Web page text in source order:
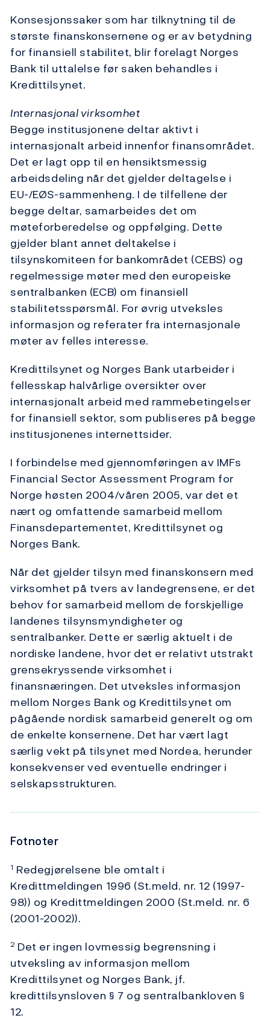
Konsesjonssaker som har tilknytning til de
største finanskonsernene og er av betydning
for finansiell stabilitet, blir forelagt Norges
Bank til uttalelse før saken behandles i
Kredittilsynet.
Internasjonal virksomhet
Begge institusjonene deltar aktivt i
internasjonalt arbeid innenfor finansområdet.
Det er lagt opp til en hensiktsmessig
arbeidsdeling når det gjelder deltagelse i
EU-/EØS-sammenheng. I de tilfellene der
begge deltar, samarbeides det om
møteforberedelse og oppfølging. Dette
gjelder blant annet deltakelse i
tilsynskomiteen for bankområdet (CEBS) og
regelmessige møter med den europeiske
sentralbanken (ECB) om finansiell
stabilitetsspørsmål. For øvrig utveksles
informasjon og referater fra internasjonale
møter av felles interesse.
Kredittilsynet og Norges Bank utarbeider i
fellesskap halvårlige oversikter over
internasjonalt arbeid med rammebetingelser
for finansiell sektor, som publiseres på begge
institusjonenes internettsider.
I forbindelse med gjennomføringen av IMFs
Financial Sector Assessment Program for
Norge høsten 2004/våren 2005, var det et
nært og omfattende samarbeid mellom
Finansdepartementet, Kredittilsynet og
Norges Bank.
Når det gjelder tilsyn med finanskonsern med
virksomhet på tvers av landegrensene, er det
behov for samarbeid mellom de forskjellige
landenes tilsynsmyndigheter og
sentralbanker. Dette er særlig aktuelt i de
nordiske landene, hvor det er relativt utstrakt
grensekryssende virksomhet i
finansnæringen. Det utveksles informasjon
mellom Norges Bank og Kredittilsynet om
pågående nordisk samarbeid generelt og om
de enkelte konsernene. Det har vært lagt
særlig vekt på tilsynet med Nordea, herunder
konsekvenser ved eventuelle endringer i
selskapsstrukturen.
Fotnoter
1 Redegjørelsene ble omtalt i
Kredittmeldingen 1996 (St.meld. nr. 12 (1997-
98)) og Kredittmeldingen 2000 (St.meld. nr. 6
(2001-2002)).
2 Det er ingen lovmessig begrensning i
utveksling av informasjon mellom
Kredittilsynet og Norges Bank, jf.
kredittilsynsloven § 7 og sentralbankloven §
12.